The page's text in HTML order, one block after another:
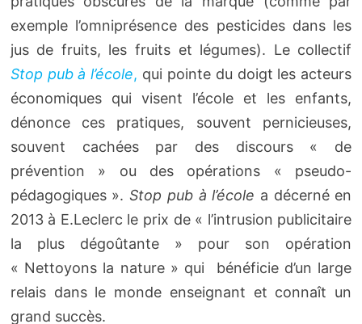
exemple l’omniprésence des pesticides dans les
jus de fruits, les fruits et légumes). Le collectif
Stop pub à l’école, qui pointe du doigt les acteurs
économiques qui visent l’école et les enfants,
dénonce ces pratiques, souvent pernicieuses,
souvent cachées par des discours « de
prévention » ou des opérations « pseudo-
pédagogiques ».Stop pub à l’école a décerné en
2013 à E.Leclerc le prix de « l’intrusion publicitaire
la plus dégoûtante » pour son opération
« Nettoyons la nature » qui bénéficie d’un large
relais dans le monde enseignant et connaît un
grand succès.